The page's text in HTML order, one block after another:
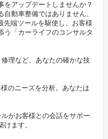
ーライフに深く寄り添う実感
主役になれるフラットな
ありません。
せた経験から、現場のやる気と
アップデートしませんか？
動車整備ではありません。
先端ツールを駆使し、お客様
う「カーライフのコンサルタ
理など、あなたの確かな技
のニーズを分析。あなたは
がお客様との会話をサポー
けます。